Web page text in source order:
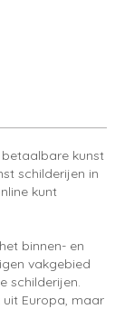
kunst
schilderijen in
kunt
binnen- en
vakgebied
schilderijen.
Europa, maar